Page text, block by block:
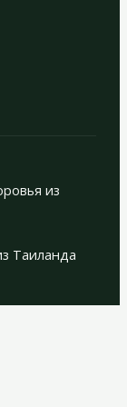
из
Таиланда